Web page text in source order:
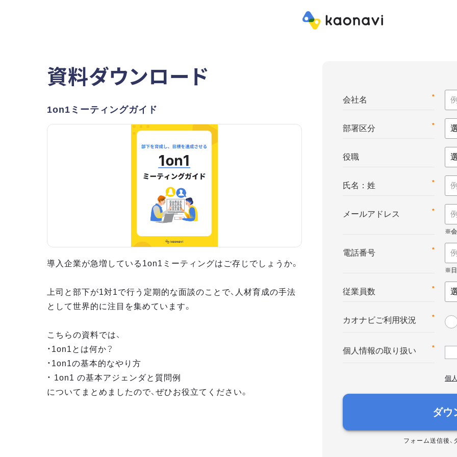
資料ダウンロード
1on1ミーティングガイド
導入企業が急増している1on1ミーティングはご存じでしょうか。
上司と部下が1対1で行う定期的な面談のことで、人材育成の手法
として世界的に注目を集めています。
こちらの資料では、
・1on1とは何か？
・1on1の基本的なやり方
・ 1on1 の基本アジェンダと質問例
についてまとめましたので、ぜひお役立てください。
*
会社名
*
部署区分
役職
*
氏名：姓
*
メールアドレス
*
電話番号
*
従業員数
*
カオナビご利用状況
*
個人情報の取り扱い
個
ダウ
フォーム送信後